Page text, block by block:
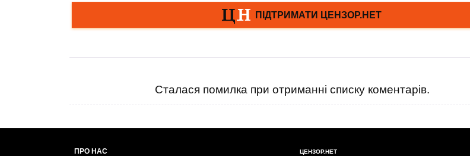
Сталася помилка при отриманні списку коментарів.
ПРО НАС
ЦЕНЗОР.НЕТ